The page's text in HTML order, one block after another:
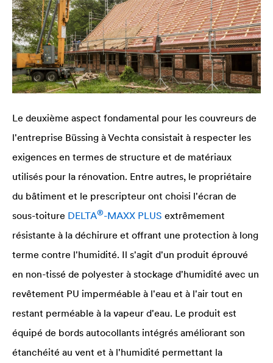
Le deuxième aspect fondamental pour les couvreurs de
l'entreprise Büssing à Vechta consistait à respecter les
exigences en termes de structure et de matériaux
utilisés pour la rénovation. Entre autres, le propriétaire
du bâtiment et le prescripteur ont choisi l'écran de
sous-toiture DELTA®-MAXX PLUS extrêmement
résistante à la déchirure et offrant une protection à long
terme contre l'humidité. Il s'agit d'un produit éprouvé
en non-tissé de polyester à stockage d'humidité avec un
revêtement PU imperméable à l'eau et à l'air tout en
restant perméable à la vapeur d'eau. Le produit est
équipé de bords autocollants intégrés améliorant son
étanchéité au vent et à l'humidité permettant la